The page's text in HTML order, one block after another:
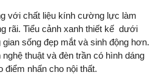
với chất liệu kính cường lực làm
rãi. Tiểu cảnh xanh thiết kế dưới
sống đẹp mắt và sinh động hơn.
thuật và đèn trần có hình dáng
điểm nhấn cho nội thất.